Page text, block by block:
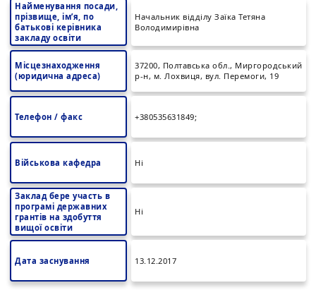
Найменування посади,
прізвище, ім’я, по
батькові керівника
закладу освіти
Начальник відділу Заїка Тетяна
Володимирівна
Місцезнаходження
(юридична адреса)
37200, Полтавська обл., Миргородський
р-н, м. Лохвиця, вул. Перемоги, 19
Телефон / факс +380535631849;
Військова кафедра Ні
Заклад бере участь в
програмі державних
грантів на здобуття
вищої освіти
Ні
Дата заснування 13.12.2017